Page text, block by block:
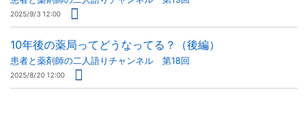
2025/9/3 12:00
10年後の薬局ってどうなってる？（後編）
患者と薬剤師の二人語りチャンネル 第18回
2025/8/20 12:00